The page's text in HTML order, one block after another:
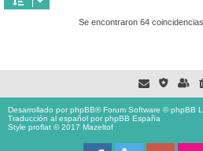
Se encontraron 64 coincidencias
Desarrollado porphpBB® Forum Software © phpBB
Traducción al español porphpBB España
Style proflat © 2017 Mazeltof